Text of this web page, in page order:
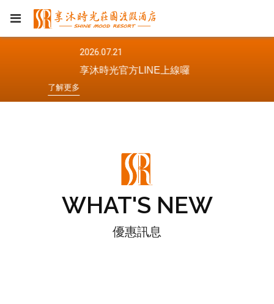
多
2026.07.21
享沐時光官方LINE上線囉
WHAT'S NEW
優惠訊息